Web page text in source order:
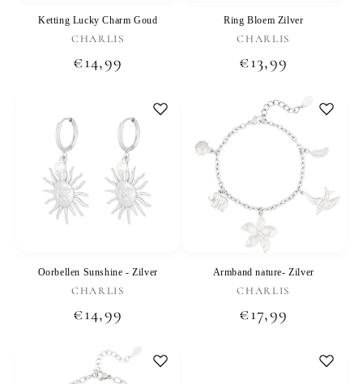
Ketting Lucky Charm Goud
Verkoper:
CHARLIS
Normale
€14,99
Ring Bloem Zilver
Verkoper:
CHARLIS
Normale
€13,99
Oorbellen Sunshine - Zilver
Verkoper:
CHARLIS
Normale
€14,99
Armband nature- Zilver
Verkoper:
CHARLIS
Normale
€17,99